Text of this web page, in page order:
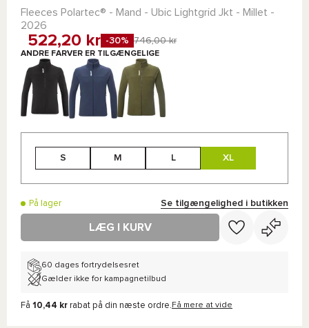
Fleeces Polartec® - Mand - Ubic Lightgrid Jkt - Millet -
2026
522,20 kr -30% 746,00 kr
ANDRE FARVER ER TILGÆNGELIGE
S M L XL
På lager Se tilgængelighed i butikken
LÆG I KURV
60 dages fortrydelsesret
Gælder ikke for kampagnetilbud
Få 10,44 kr rabat på din næste ordre. Få mere at vide